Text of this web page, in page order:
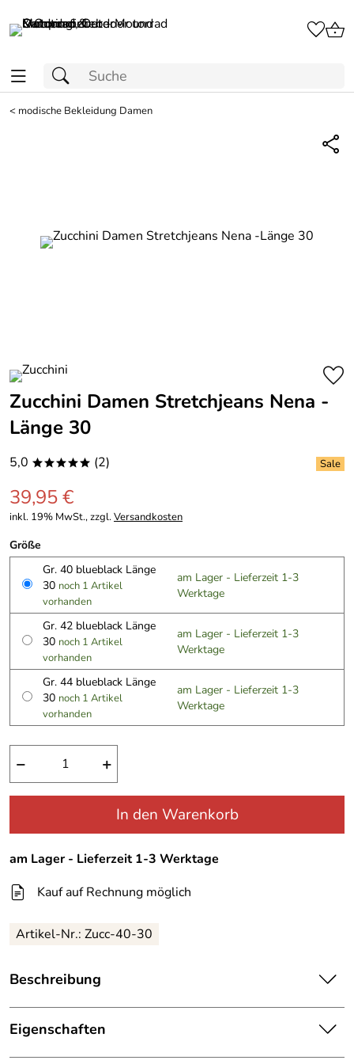
< modische Bekleidung Damen
Zucchini Damen Stretchjeans Nena -
Länge 30
5,0 ***** (2)
39,95 €
inkl. 19% MwSt., zzgl.Versandkosten
Größe
Gr. 40 blueblack Länge
30 noch 1 Artikel
vorhanden
am Lager - Lieferzeit 1-3
Werktage
Gr. 42 blueblack Länge
30 noch 1 Artikel
vorhanden
am Lager - Lieferzeit 1-3
Werktage
Gr. 44 blueblack Länge
30 noch 1 Artikel
vorhanden
am Lager - Lieferzeit 1-3
Werktage
− +
In den Warenkorb
am Lager - Lieferzeit 1-3 Werktage
Kauf auf Rechnung möglich
Artikel-Nr.: Zucc-40-30
Beschreibung
Zucchini Stretch Jeans
Eigenschaften
Details